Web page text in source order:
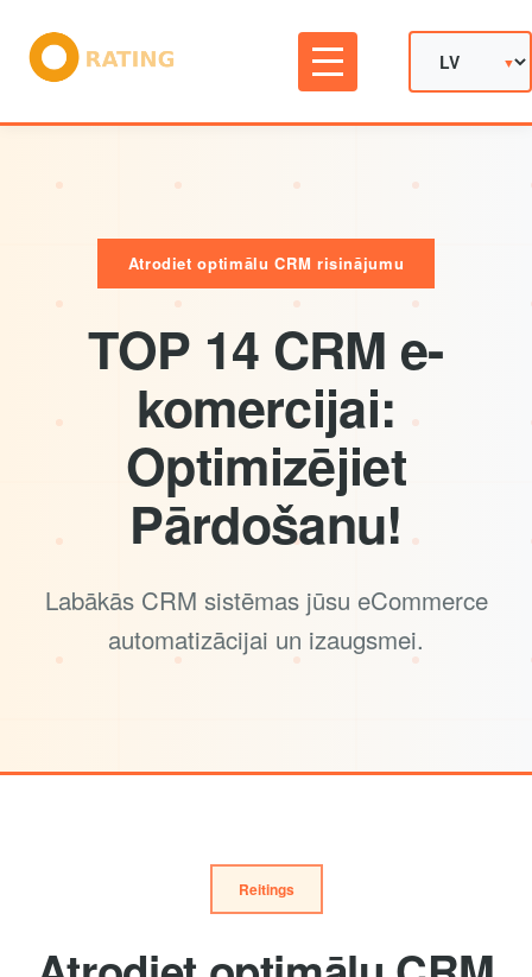
Atrodiet optimālu CRM risinājumu
TOP 14 CRM e-
komercijai:
Optimizējiet
Pārdošanu!
Labākās CRM sistēmas jūsu eCommerce
automatizācijai un izaugsmei.
Reitings